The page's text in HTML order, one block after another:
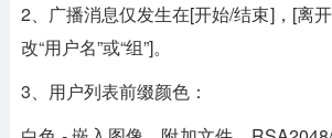
2、广播消息仅发生在[开始/结束]，[离
改“用户名”或“组”]。
3、用户列表前缀颜色：